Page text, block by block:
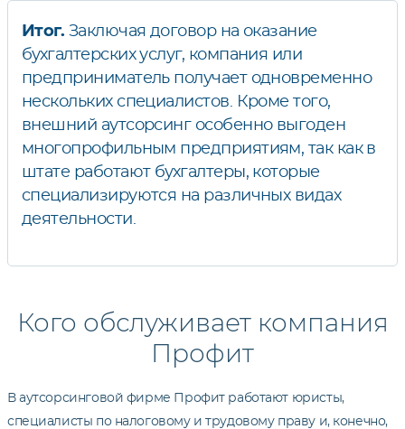
Итог. Заключая договор на оказание
бухгалтерских услуг, компания или
предприниматель получает одновременно
нескольких специалистов. Кроме того,
внешний аутсорсинг особенно выгоден
многопрофильным предприятиям, так как в
штате работают бухгалтеры, которые
специализируются на различных видах
деятельности.
Кого обслуживает компания
Профит
В аутсорсинговой фирме Профит работают юристы,
специалисты по налоговому и трудовому праву и, конечно,